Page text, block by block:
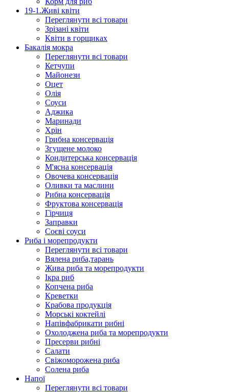
19-1.Живі квіти
Переглянути всі товари
Зрізані квіти
Квіти в горщиках
Бакалія мокра
Переглянути всі товари
Кетчупи
Майонези
Оцет
Олія
Соуси
Аджика
Маринади
Хрін
Грибна консервація
Згущене молоко
Кондитерська консервація
М'ясна консервація
Овочева консервація
Оливки та маслини
Рибна консервація
Фруктова консервація
Гірчиця
Заправки
Соєві соуси
Риба і морепродукти
Переглянути всі товари
Вялена риба,тарань
Жива риба та морепродукти
Ікра риб
Копчена риба
Крeветки
Крабова продукція
Морські коктейлi
Напівфабрикати рибні
Охолоджена риба та морепродукти
Пресерви рибні
Сaлати
Свіжоморожена риба
Солена риба
Напої
Переглянути всі товари